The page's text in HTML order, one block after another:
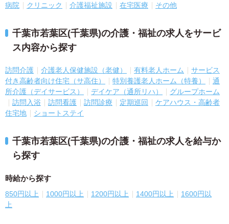
病院 クリニック 介護福祉施設 在宅医療 その他
千葉市若葉区(千葉県)の介護・福祉の求人をサービ
ス内容から探す
訪問介護 介護老人保健施設（老健） 有料老人ホーム
サービス
付き高齢者向け住宅（サ高住）
特別養護老人ホーム（特養）
通
所介護（デイサービス）
デイケア（通所リハ）
グループホーム
訪問入浴
訪問看護 訪問診療 定期巡回
ケアハウス・高齢者
住宅地
ショートステイ
千葉市若葉区(千葉県)の介護・福祉の求人を給与か
ら探す
時給から探す
850円以上 1000円以上 1200円以上 1400円以上
1600円以
上